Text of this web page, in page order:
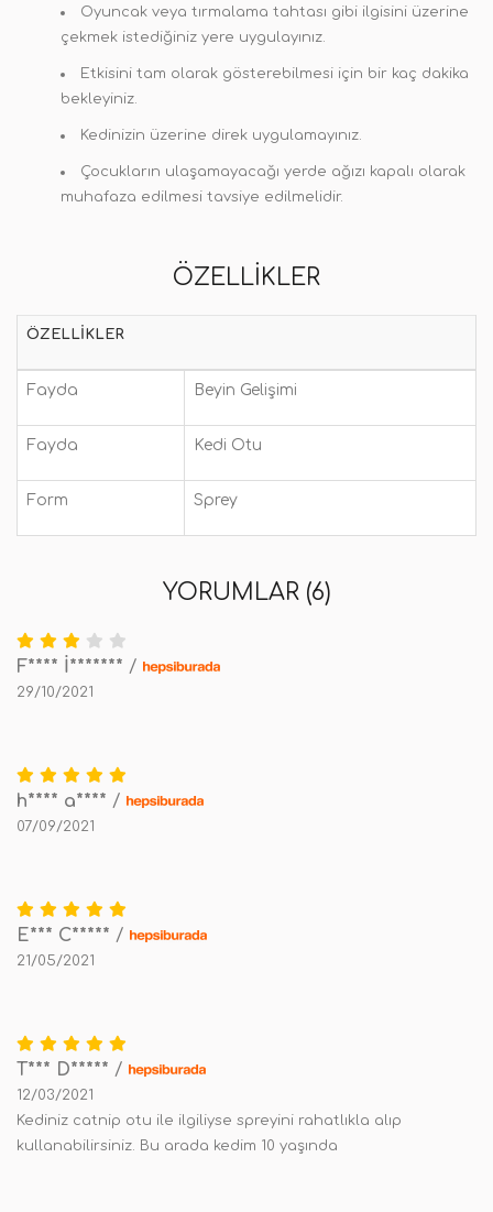
Oyuncak veya tırmalama tahtası gibi ilgisini üzerine
çekmek istediğiniz yere uygulayınız.
Etkisini tam olarak gösterebilmesi için bir kaç dakika
bekleyiniz.
Kedinizin üzerine direk uygulamayınız.
Çocukların ulaşamayacağı yerde ağızı kapalı olarak
muhafaza edilmesi tavsiye edilmelidir.
ÖZELLIKLER
ÖZELLIKLER
Fayda Beyin Gelişimi
Fayda Kedi Otu
Form Sprey
YORUMLAR (6)
F**** İ******* /
29/10/2021
h**** a**** /
07/09/2021
E*** C***** /
21/05/2021
T*** D***** /
12/03/2021
Kediniz catnip otu ile ilgiliyse spreyini rahatlıkla alıp
kullanabilirsiniz. Bu arada kedim 10 yaşında